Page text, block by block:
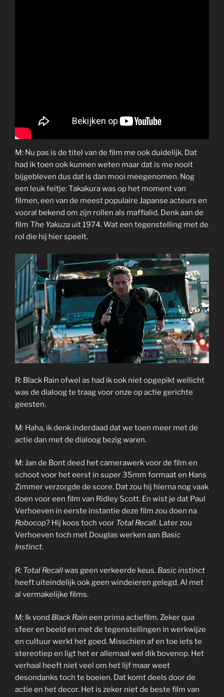
M: Nu pas is de titel van de film me ook duidelijk. Dat
had ik toen ook kunnen weten maar dat is me nooit
bijgebleven dus dat is dan mooi meegenomen. Nog
een leuk feitje: Takakura was op het moment van
filmen, een van de meest populaire Japanse acteurs en
vooral bekend om zijn rollen als maffialid. Denk aan de
film The Yakuza uit 1974. Wat een tegenstelling met de
rol die hij hier speelt.
R: Black Rain ofwel as had ik ook niet opgepikt wellicht
was de dialoog te traag voor onze op actie gerichte
geesten.
M: Haha, ik denk inderdaad dat we toen meer met de
actie dan met de dialoog bezig waren.
M: Jan de Bont deed het camerawerk voor de film en
schoot voor het eerst in super 35mm formaat en Hans
Zimmer verzorgde de score. Dat zou hij hierna nog vaak
doen voor een film van Ridley Scott. En wist je dat Paul
Verhoeven in eerste instantie deze film zou doen na
Robocop? Hij koos toch voor Total Recall. Later zou
Verhoeven toch met Douglas werken aan Basic
Instinct.
R: Total Recallwas geen verkeerde keus. Basic instinct
heeft uiteindelijk ook geen windeieren gelegd. Al met
al vermakelijke films.
M: Ik vond Black Rain een prima actiefilm. Zeker qua
sfeer en beeld en met de tegenstellingen in werkwijze
en cultuur werkt het goed. Misschien af en toe iets te
stereotiep en ligt het er allemaal wel dik bovenop. Het
verhaal heeft niet veel om het lijf maar weet
desondanks toch te boeien. Dat komt deels door de
actie en het decor. Het is zeker niet de beste film van